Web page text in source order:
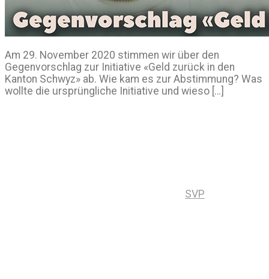
Am 29. November 2020 stimmen wir über den
Gegenvorschlag zur Initiative «Geld zurück in den
Kanton Schwyz» ab. Wie kam es zur Abstimmung? Was
wollte die ursprüngliche Initiative und wieso […]
SVP